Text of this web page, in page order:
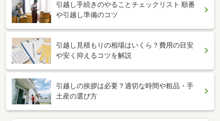
引越し手続きのやることチェックリスト 順番
や引越し準備のコツ
引越し見積もりの相場はいくら？費用の目安
や安く抑えるコツを解説
引越しの挨拶は必要？適切な時間や粗品・手
土産の選び方